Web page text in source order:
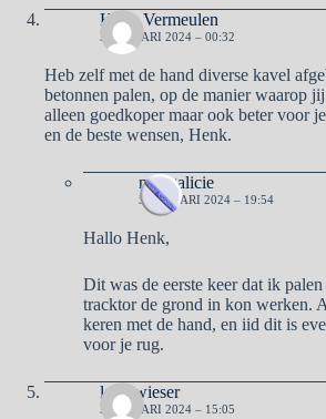
Henk Vermeulen
3 JANUARI 2024 – 00:32
Heb zelf met de hand diverse kavel
betonnen palen, op de manier waarop
alleen goedkoper maar ook beter voor
en de beste wensen, Henk.
naargalicie
5 JANUARI 2024 – 19:54
Hallo Henk,
Dit was de eerste keer dat ik palen
tracktor de grond in kon werken.
keren met de hand, en iid dit is
voor je rug.
lady wieser
3 JANUARI 2024 – 15:05